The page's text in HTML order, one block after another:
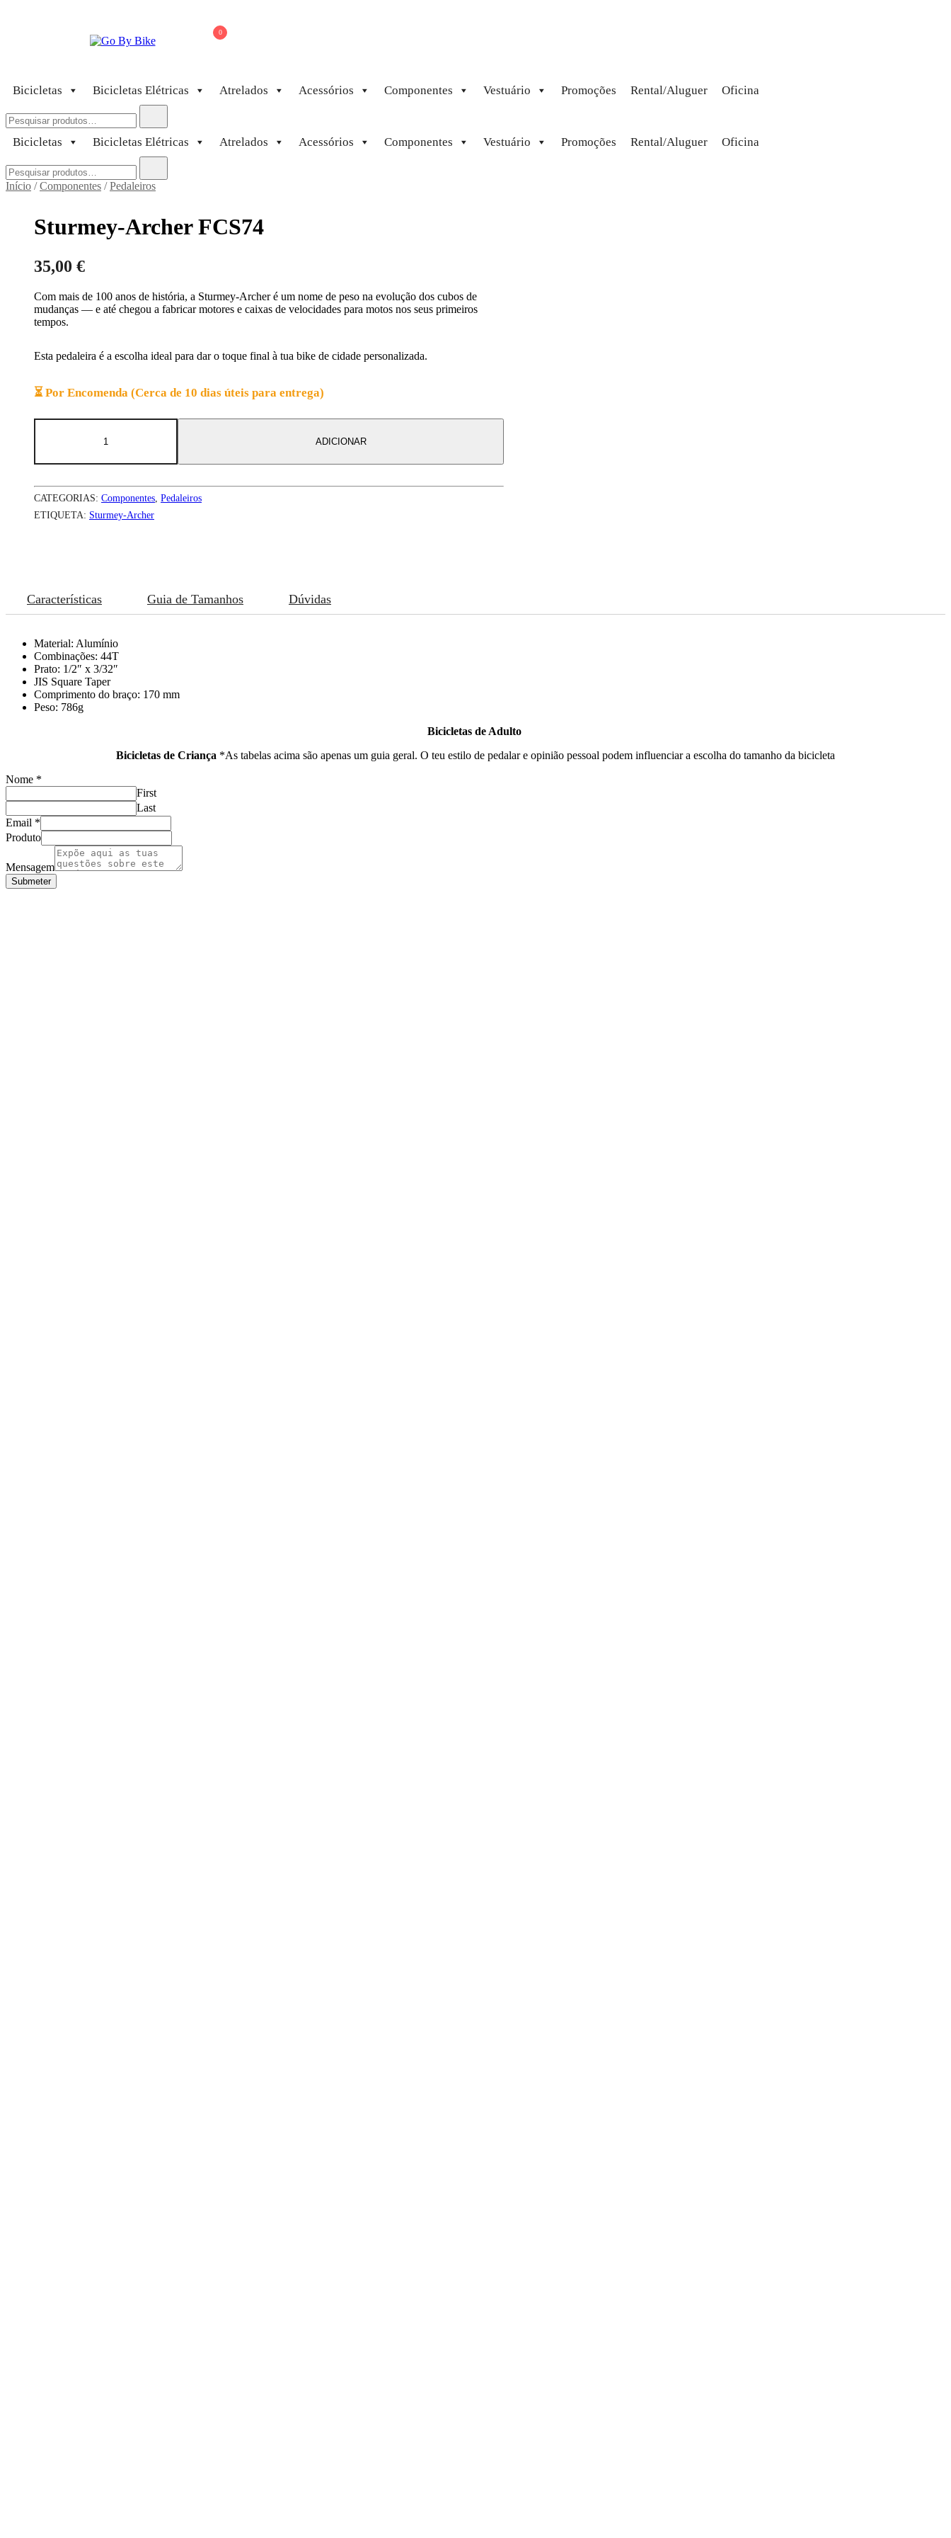
0
Bicicletas Bicicletas Elétricas Atrelados Acessórios Componentes Vestuário Promoções Rental/Aluguer Oficina
por:
Bicicletas Bicicletas Elétricas Atrelados Acessórios Componentes Vestuário Promoções Rental/Aluguer Oficina
por:
Início /Componentes /Pedaleiros
Sturmey-Archer FCS74
35,00 €
Com mais de 100 anos de história, a Sturmey-Archer é um nome de peso na evolução dos cubos de
mudanças — e até chegou a fabricar motores e caixas de velocidades para motos nos seus primeiros
tempos.
Esta pedaleira é a escolha ideal para dar o toque final à tua bike de cidade personalizada.
⏳ Por Encomenda (Cerca de 10 dias úteis para entrega)
de
Archer
ADICIONAR
CATEGORIAS: Componentes, Pedaleiros
ETIQUETA: Sturmey-Archer
Características Guia de Tamanhos Dúvidas
Material: Alumínio
Combinações: 44T
Prato: 1/2″ x 3/32″
JIS Square Taper
Comprimento do braço: 170 mm
Peso: 786g
Bicicletas de Adulto
Bicicletas de Criança *As tabelas acima são apenas um guia geral. O teu estilo de pedalar e opinião pessoal podem influenciar a escolha do tamanho da bicicleta
Nome *
First
Last
Email *
Produto
Mensagem
Submeter